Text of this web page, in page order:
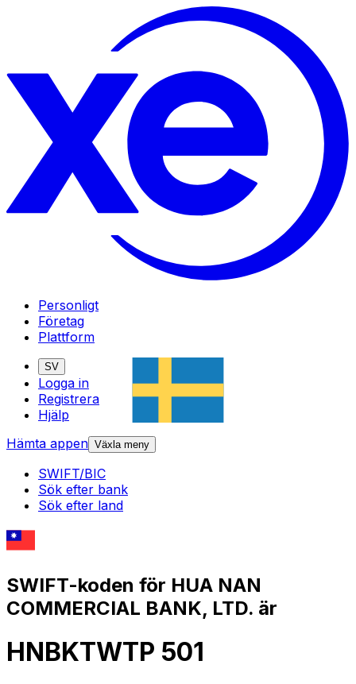
Personligt
Företag
Plattform
SV
Logga in
Registrera
Hjälp
Hämta appen Växla meny
SWIFT/BIC
Sök efter bank
Sök efter land
SWIFT-koden för HUA NAN
COMMERCIAL BANK, LTD. är
HNBKTWTP 501